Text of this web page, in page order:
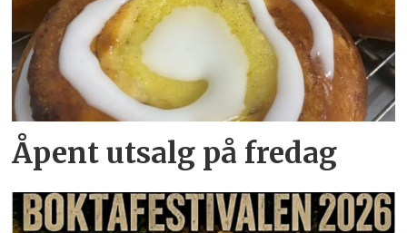
Åpent utsalg på fredag